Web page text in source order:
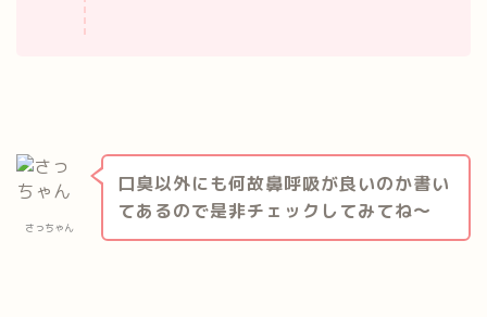
さっちゃん
口臭以外にも何故鼻呼吸が良いのか書い
てあるので是非チェックしてみてね～